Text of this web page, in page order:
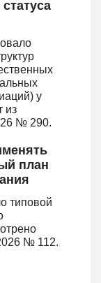
у
из
№ 290.
план
типовой
№ 112.